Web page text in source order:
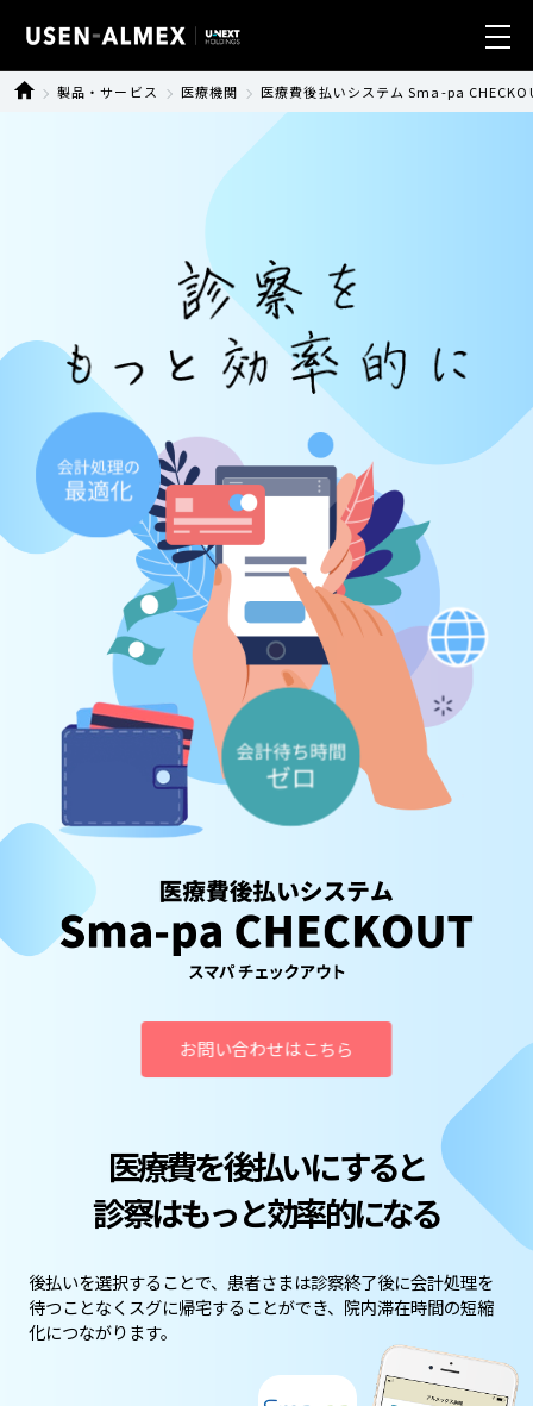
業種別ソリューション
サステナビリティ
会社情報
U-NEXT HOLDINGS
ALMEX Blog
マイページログイン
資料請求・お問い合わせ
製品・サービス 医療機関 医療費後払いシステム Sma-pa
お問い合わせはこちら
医療費を後払いにすると
診察はもっと効率的になる
後払いを選択することで、患者さまは診察終了後に会計処理を
待つことなくスグに帰宅することができ、院内滞在時間の短縮
化につながります。